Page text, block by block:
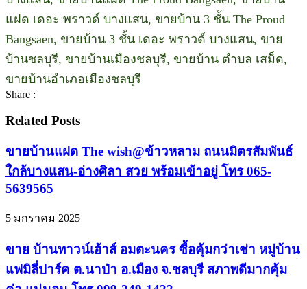
แฝด เดอะ พราวด์ บางแสน, ขายบ้าน 3 ชั้น The Proud
Bangsaen, ขายบ้าน 3 ชั้น เดอะ พราวด์ บางแสน, ขาย
บ้านชลบุรี, ขายบ้านเมืองชลบุรี, ขายบ้าน ตำบล เสม็ด,
ขายบ้านอำเภอเมืองชลบุรี
Share :
Related Posts
ขายบ้านแฝด The wish@ข้าวหลาม ถนนมิตรสัมพันธ์
ใกล้บางแสน-อ่างศิลา สวย พร้อมเข้าอยู่ โทร 065-
5639565
5 มกราคม 2025
ขาย บ้านทาวน์เฮ้าส์ อมตะนคร ซื้อคุ้มกว่าเช่า หมู่บ้าน
แฟมิลี่ปาร์ค ต.นาป่า อ.เมือง จ.ชลบุรี สภาพดีมากคุ้ม